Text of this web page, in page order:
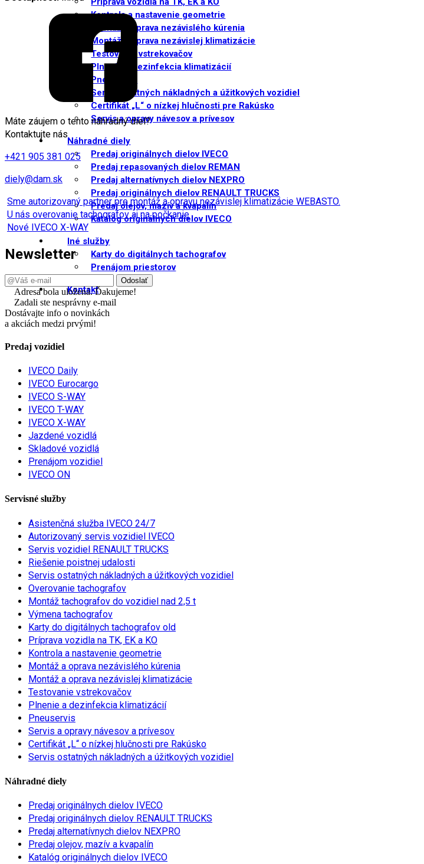
Kontrola a nastavenie geometrie
Montáž a oprava nezávislého kúrenia
Montáž a oprava nezávislej klimatizácie
Testovanie vstrekovačov
Plnenie a dezinfekcia klimatizácií
Pneuservis
Servis ostatných nákladných a úžitkových vozidiel
Certifikát „L“ o nízkej hlučnosti pre Rakúsko
Servis a opravy návesov a prívesov
Náhradné diely
Predaj originálnych dielov IVECO
Predaj repasovaných dielov REMAN
Predaj alternatívnych dielov NEXPRO
Predaj originálnych dielov RENAULT TRUCKS
Predaj olejov, mazív a kvapalín
Katalóg originálnych dielov IVECO
Iné služby
Karty do digitálnych tachografov
Prenájom priestorov
Kontakt
Máte záujem o tento náhradný diel?
Kontaktujte nás
+421 905 381 025
diely@dam.sk
Sme autorizovaný partner pre montáž a opravu nezávislej klimatizácie WEBASTO.
U nás overovanie tachografov aj na počkanie
Nové IVECO X-WAY
Newsletter
Adresa bola uložená. Ďakujeme!
Zadali ste nesprávny e-mail
Dostávajte info o novinkách
a akciách medzi prvými!
Predaj vozidiel
IVECO Daily
IVECO Eurocargo
IVECO S-WAY
IVECO T-WAY
IVECO X-WAY
Jazdené vozidlá
Skladové vozidlá
Prenájom vozidiel
IVECO ON
Servisné služby
Asistenčná služba IVECO 24/7
Autorizovaný servis vozidiel IVECO
Servis vozidiel RENAULT TRUCKS
Riešenie poistnej udalosti
Servis ostatných nákladných a úžitkových vozidiel
Overovanie tachografov
Montáž tachografov do vozidiel nad 2,5 t
Výmena tachografov
Karty do digitálnych tachografov old
Príprava vozidla na TK, EK a KO
Kontrola a nastavenie geometrie
Montáž a oprava nezávislého kúrenia
Montáž a oprava nezávislej klimatizácie
Testovanie vstrekovačov
Plnenie a dezinfekcia klimatizácií
Pneuservis
Servis a opravy návesov a prívesov
Certifikát „L“ o nízkej hlučnosti pre Rakúsko
Servis ostatných nákladných a úžitkových vozidiel
Náhradné diely
Predaj originálnych dielov IVECO
Predaj originálnych dielov RENAULT TRUCKS
Predaj alternatívnych dielov NEXPRO
Predaj olejov, mazív a kvapalín
Katalóg originálnych dielov IVECO